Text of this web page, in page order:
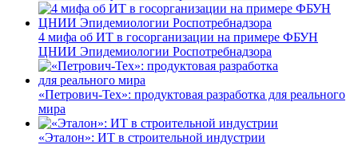
4 мифа об ИТ в госорганизации на примере ФБУН
ЦНИИ Эпидемиологии Роспотребнадзора
«Петрович-Тех»: продуктовая разработка для реального
мира
«Эталон»: ИТ в строительной индустрии